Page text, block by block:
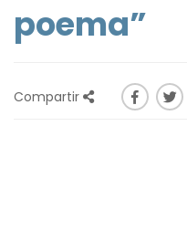
poema”
Compartir